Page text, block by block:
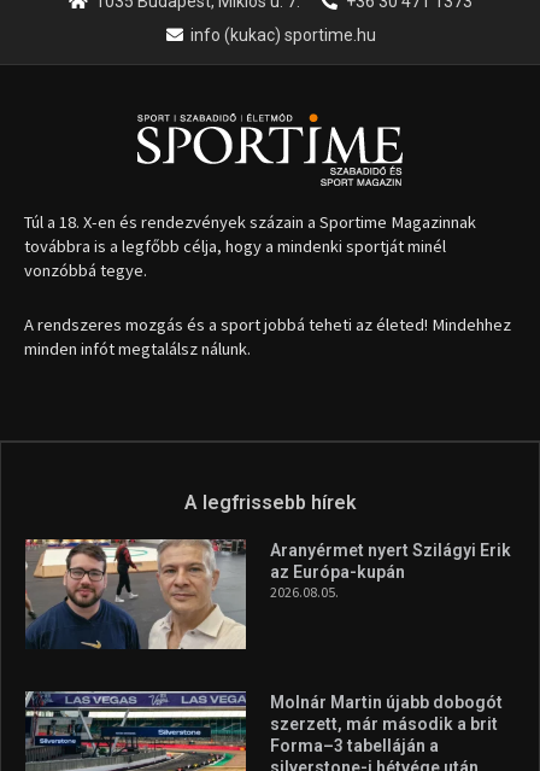
info (kukac) sportime.hu
Túl a 18. X-en és rendezvények százain a Sportime Magazinnak
továbbra is a legfőbb célja, hogy a mindenki sportját minél
vonzóbbá tegye.
A rendszeres mozgás és a sport jobbá teheti az életed! Mindehhez
minden infót megtalálsz nálunk.
A legfrissebb hírek
Aranyérmet nyert Szilágyi Erik
az Európa-kupán
2026.08.05.
Molnár Martin újabb dobogót
szerzett, már második a brit
Forma–3 tabelláján a